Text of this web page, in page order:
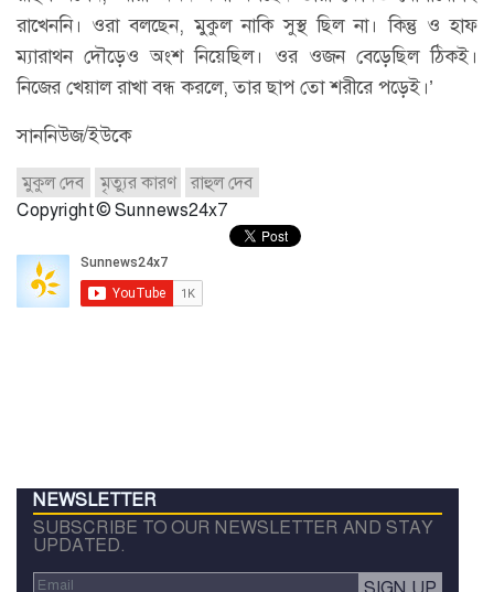
রাখেননি। ওরা বলছেন, মুকুল নাকি সুস্থ ছিল না। কিন্তু ও হাফ
ম্যারাথন দৌড়েও অংশ নিয়েছিল। ওর ওজন বেড়েছিল ঠিকই।
নিজের খেয়াল রাখা বন্ধ করলে, তার ছাপ তো শরীরে পড়েই।’
সাননিউজ/ইউকে
মুকুল দেব মৃত্যুর কারণ
রাহুল দেব
Copyright © Sunnews24x7
NEWSLETTER
SUBSCRIBE TO OUR NEWSLETTER AND STAY
UPDATED.